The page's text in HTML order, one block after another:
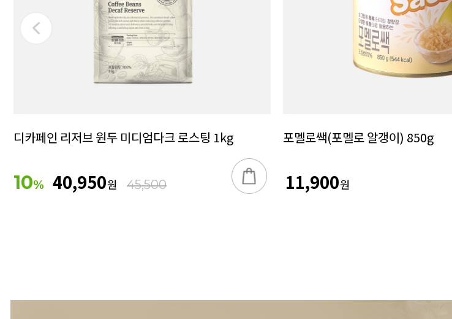
디카페인 리저브 원두 미디엄다크 로스팅 1kg
10% 40,950원 45,500
포멜로쌕(포멜로 알갱이) 850g
11,900원